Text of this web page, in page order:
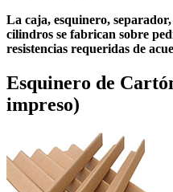
La caja, esquinero,
cilindros se fabrican sobre
resistencias requeridas de
Esquinero de
impreso)